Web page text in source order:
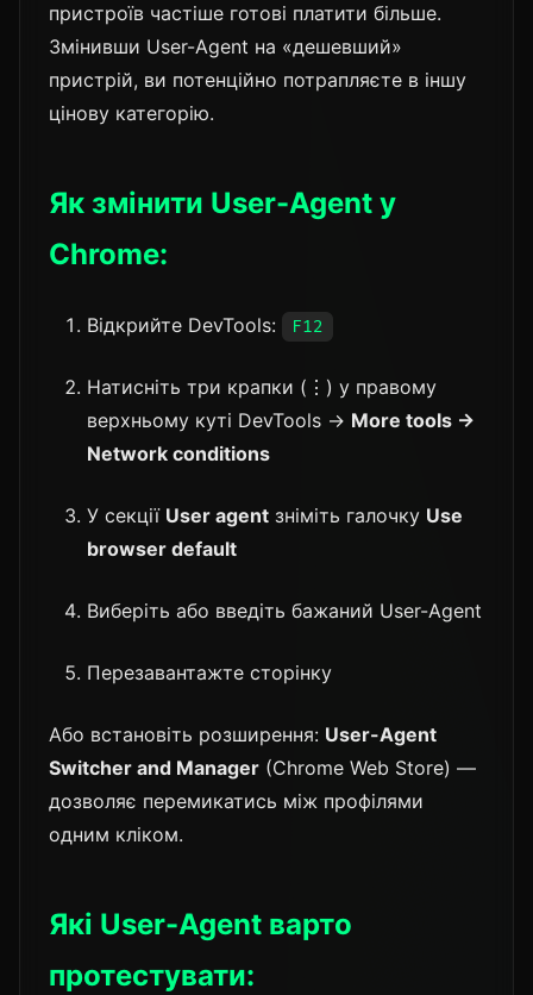
пристроїв частіше готові платити більше.
Змінивши User-Agent на «дешевший»
пристрій, ви потенційно потрапляєте в іншу
цінову категорію.
Як змінити User-Agent у
Chrome:
Відкрийте DevTools: F12
Натисніть три крапки (⋮) у правому
верхньому куті DevTools → More tools →
Network conditions
У секції User agent зніміть галочку Use
browser default
Виберіть або введіть бажаний User-Agent
Перезавантажте сторінку
Або встановіть розширення: User-Agent
Switcher and Manager (Chrome Web Store) —
дозволяє перемикатись між профілями
одним кліком.
Які User-Agent варто
протестувати: